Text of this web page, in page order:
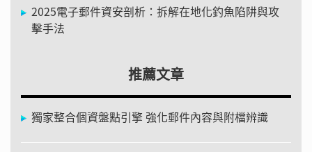
2025電子郵件資安剖析：拆解在地化釣魚陷阱與攻
擊手法
推薦文章
獨家整合個資盤點引擎 強化郵件內容與附檔辨識